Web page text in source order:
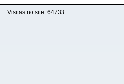
Visitas no site: 64733